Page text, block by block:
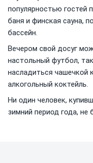
популярностью гостей
баня и финская сауна,
бассейн.
Вечером свой досуг
настольный футбол,
насладиться чашечкой
алкогольный коктейль.
Ни один человек,
зимний период года, не